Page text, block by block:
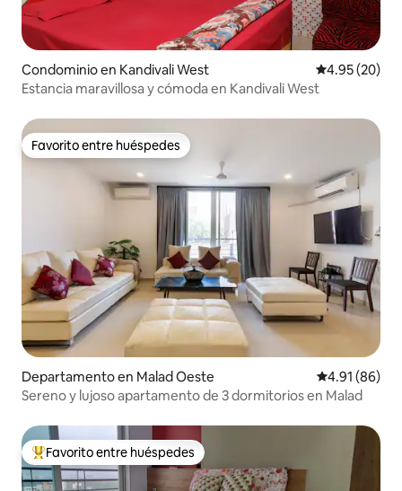
Condominio en Kandivali West Calificación
4.95 (20)
Estancia maravillosa y cómoda en Kandivali West
Favorito entre huéspedes
Favorito entre huéspedes
Departamento en Malad Oeste Calificación
4.91 (86)
Sereno y lujoso apartamento de 3 dormitorios en Malad
De los mejores en Favorito entre huéspedes
Favorito entre huéspedes